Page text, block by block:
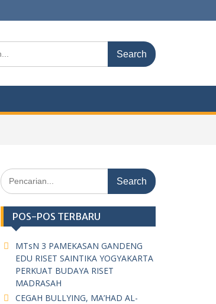
Search
for:
POS-POS TERBARU
MTsN 3 PAMEKASAN GANDENG
EDU RISET SAINTIKA YOGYAKARTA
PERKUAT BUDAYA RISET
MADRASAH
CEGAH BULLYING, MA’HAD AL-